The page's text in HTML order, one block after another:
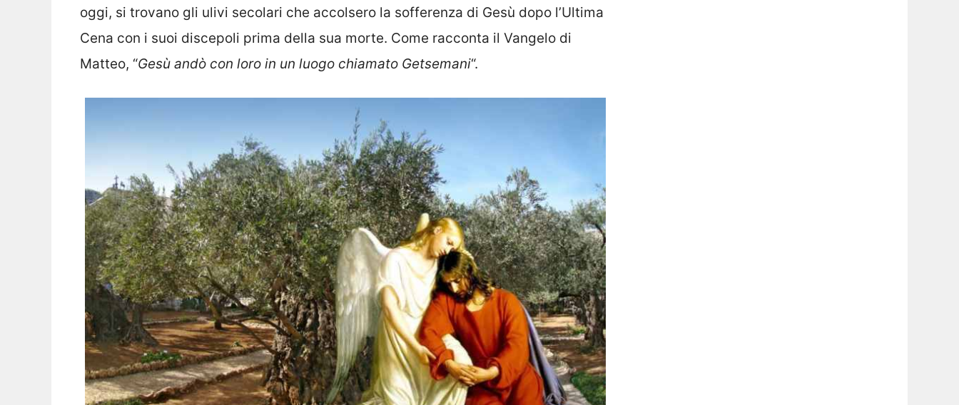
oggi, si trovano gli ulivi secolari che accolsero la sofferenza di Gesù dopo l’Ultima
Cena con i suoi discepoli prima della sua morte. Come racconta il Vangelo di
Matteo, “Gesù andò con loro in un luogo chiamato Getsemani“.